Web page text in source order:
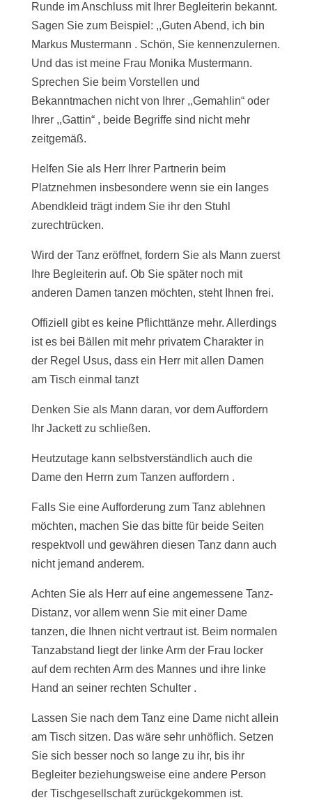
Runde im Anschluss mit Ihrer Begleiterin bekannt.
Sagen Sie zum Beispiel: ,,Guten Abend, ich bin
Markus Mustermann . Schön, Sie kennenzulernen.
Und das ist meine Frau Monika Mustermann.
Sprechen Sie beim Vorstellen und
Bekanntmachen nicht von Ihrer ,,Gemahlin“ oder
Ihrer ,,Gattin“ , beide Begriffe sind nicht mehr
zeitgemäß.
Helfen Sie als Herr Ihrer Partnerin beim
Platznehmen insbesondere wenn sie ein langes
Abendkleid trägt indem Sie ihr den Stuhl
zurechtrücken.
Wird der Tanz eröffnet, fordern Sie als Mann zuerst
Ihre Begleiterin auf. Ob Sie später noch mit
anderen Damen tanzen möchten, steht Ihnen frei.
Offiziell gibt es keine Pflichttänze mehr. Allerdings
ist es bei Bällen mit mehr privatem Charakter in
der Regel Usus, dass ein Herr mit allen Damen
am Tisch einmal tanzt
Denken Sie als Mann daran, vor dem Auffordern
Ihr Jackett zu schließen.
Heutzutage kann selbstverständlich auch die
Dame den Herrn zum Tanzen auffordern .
Falls Sie eine Aufforderung zum Tanz ablehnen
möchten, machen Sie das bitte für beide Seiten
respektvoll und gewähren diesen Tanz dann auch
nicht jemand anderem.
Achten Sie als Herr auf eine angemessene Tanz-
Distanz, vor allem wenn Sie mit einer Dame
tanzen, die Ihnen nicht vertraut ist. Beim normalen
Tanzabstand liegt der linke Arm der Frau locker
auf dem rechten Arm des Mannes und ihre linke
Hand an seiner rechten Schulter .
Lassen Sie nach dem Tanz eine Dame nicht allein
am Tisch sitzen. Das wäre sehr unhöflich. Setzen
Sie sich besser noch so lange zu ihr, bis ihr
Begleiter beziehungsweise eine andere Person
der Tischgesellschaft zurückgekommen ist.